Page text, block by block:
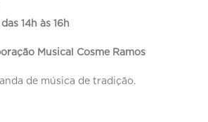
14h às 16h
Musical Cosme Ramos
de música de tradição.